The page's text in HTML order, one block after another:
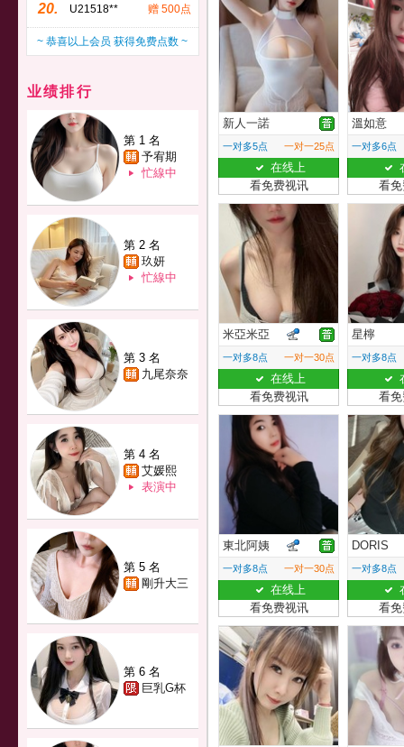
20. U21518** 赠 500点
~ 恭喜以上会员 获得免费点数 ~
业绩排行
第 1 名
予宥期
忙線中
第 2 名
玖妍
忙線中
第 3 名
九尾奈奈
第 4 名
艾媛熙
表演中
第 5 名
剛升大三
第 6 名
巨乳G杯
新人一諾
一对多5点 一对一25点
在线上
看免费视讯
溫如意
一对多6点
看
米亞米亞
一对多8点 一对一30点
在线上
看免费视讯
星檸
一对多8点
看
東北阿姨
一对多8点 一对一30点
在线上
看免费视讯
DORIS
一对多8点
看